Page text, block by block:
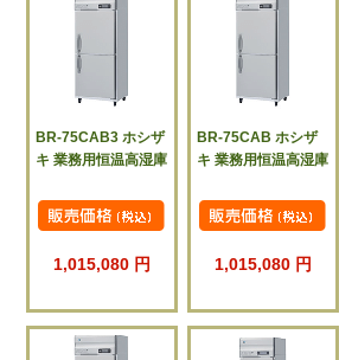
BR-75CAB3 ホシザ
キ 業務用恒温高湿庫
1,015,080 円
BR-75CAB ホシザ
キ 業務用恒温高湿庫
1,015,080 円